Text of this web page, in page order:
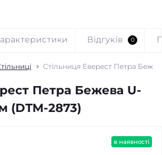
Стільниця Еверест Петра
Петра Бежева U-
(DTM-2873)
Відгуків 0
в наявності